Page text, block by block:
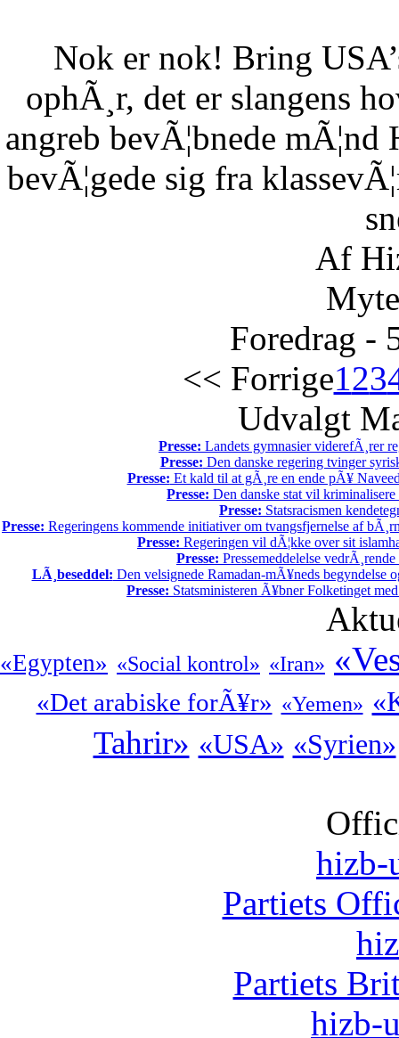
Nok er nok! Bring
ophÃ¸r, det er slangens
angreb bevÃ¦bnede
bevÃ¦gede sig fra
Af
Foredrag -
<< Forrige123
Udvalgt
Presse: Landets gymnasier viderefÃ¸rer
Presse: Den danske regering tvinger
Presse: Et kald til at gÃ¸re en ende pÃ¥
Presse: Den danske stat vil
Presse: Statsracismen
Presse: Regeringens kommende initiativer om tvangsfjernelse af
Presse: Regeringen vil dÃ¦kke over sit
Presse: Pressemeddelelse
LÃ¸beseddel: Den velsignede Ramadan-mÃ¥neds begyndelse
Presse: Statsministeren Ã¥bner Folketinget
«Egypten» «Social kontrol» «Iran»
«Det arabiske forÃ¥r» «Yemen»
Tahrir» «USA» «Syrien»
hizb-
Partiets
Partiets
hizb-